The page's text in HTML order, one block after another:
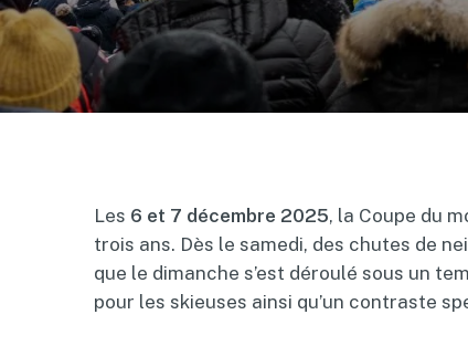
Les 6 et 7 décembre 2025, la Coupe du
trois ans. Dès le samedi, des chutes de
que le dimanche s’est déroulé sous un
pour les skieuses ainsi qu’un contraste